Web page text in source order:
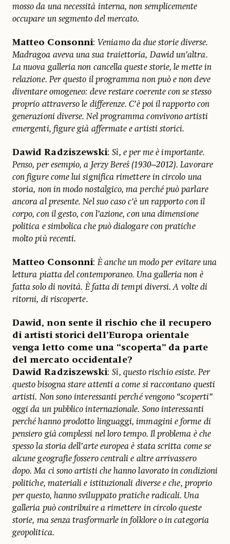
mosso da una necessità interna, non semplicemente
occupare un segmento del mercato.
Matteo Consonni: Veniamo da due storie diverse.
Madragoa aveva una sua traiettoria, Dawid un’altra.
La nuova galleria non cancella queste storie, le mette in
relazione. Per questo il programma non può e non deve
diventare omogeneo: deve restare coerente con se stesso
proprio attraverso le differenze. C’è poi il rapporto con
generazioni diverse. Nel programma convivono artisti
emergenti, figure già affermate e artisti storici.
Dawid Radziszewski:Sì, e per me è importante.
Penso, per esempio, a Jerzy Bereś (1930–2012). Lavorare
con figure come lui significa rimettere in circolo una
storia, non in modo nostalgico, ma perché può parlare
ancora al presente. Nel suo caso c’è un rapporto con il
corpo, con il gesto, con l’azione, con una dimensione
politica e simbolica che può dialogare con pratiche
molto più recenti.
Matteo Consonni:È anche un modo per evitare una
lettura piatta del contemporaneo. Una galleria non è
fatta solo di novità. È fatta di tempi diversi. A volte di
ritorni, di riscoperte.
Dawid, non sente il rischio che il recupero
di artisti storici dell’Europa orientale
venga letto come una “scoperta” da parte
del mercato occidentale?
Dawid Radziszewski:Sì, questo rischio esiste. Per
questo bisogna stare attenti a come si raccontano questi
artisti. Non sono interessanti perché vengono “scoperti”
oggi da un pubblico internazionale. Sono interessanti
perché hanno prodotto linguaggi, immagini e forme di
pensiero già complessi nel loro tempo. Il problema è che
spesso la storia dell’arte europea è stata scritta come se
alcune geografie fossero centrali e altre arrivassero
dopo. Ma ci sono artisti che hanno lavorato in condizioni
politiche, materiali e istituzionali diverse e che, proprio
per questo, hanno sviluppato pratiche radicali. Una
galleria può contribuire a rimettere in circolo queste
storie, ma senza trasformarle in folklore o in categoria
geopolitica.